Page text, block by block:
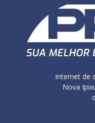
Internet de
Nova